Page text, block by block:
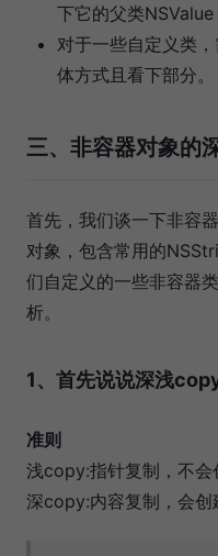
下它的父类
对于一些自定义类
体方式且看下部分。
三、非容器对象的
首先，我们谈一下非容
对象，包含常用的
们自定义的一些非容器
析。
1、首先说说深浅
准则
浅copy:指针复制，不会
深copy:内容复制，会创